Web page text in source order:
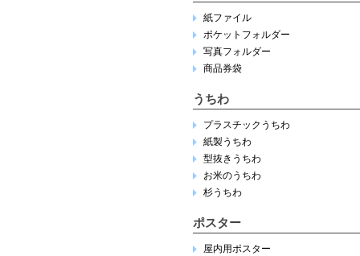
紙ファイル
ポケットフォルダー
写真フォルダー
商品券袋
うちわ
プラスチックうちわ
紙製うちわ
型抜きうちわ
お米のうちわ
杉うちわ
ポスター
屋内用ポスター